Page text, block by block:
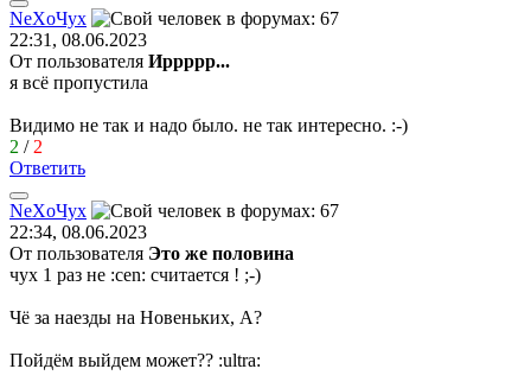
NeХoЧуx
22:31, 08.06.2023
От пользователя Иррррр...
я всё пропустила
Видимо не так и надо было. не так интересно. :-)
2 / 2
Ответить
NeХoЧуx
22:34, 08.06.2023
От пользователя Это же половина
чух 1 раз не :cen: считается ! ;-)
Чё за наезды на Новеньких, А?
Пойдём выйдем может?? :ultra: